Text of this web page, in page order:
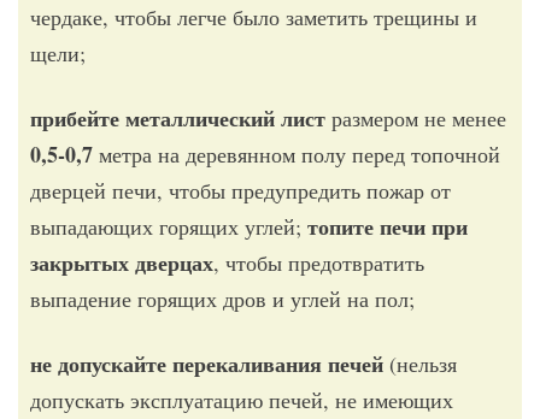
чердаке, чтобы легче было заметить трещины и
щели;
прибейте металлический лист размером не менее
0,5-0,7 метра на деревянном полу перед топочной
дверцей печи, чтобы предупредить пожар от
выпадающих горящих углей; топите печи при
закрытых дверцах, чтобы предотвратить
выпадение горящих дров и углей на пол;
не допускайте перекаливания печей (нельзя
допускать эксплуатацию печей, не имеющих